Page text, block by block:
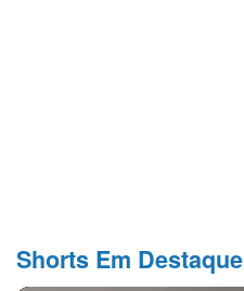
Shorts Em Destaque